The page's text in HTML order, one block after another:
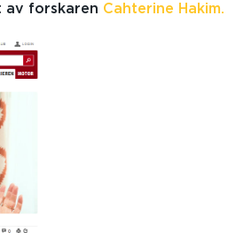
av forskaren Cahterine Hakim.